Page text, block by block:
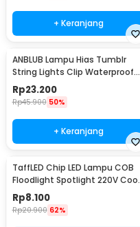
+ Keranjang
ANBLUB Lampu Hias Tumblr
String Lights Clip Waterproof
20 LED 2M - 0606
Rp23.200
Rp45.900 50%
+ Keranjang
TaffLED Chip LED Lampu COB
Floodlight Spotlight 220V Cool
White 6000K 50W - COB4060-
AC220-50
Rp8.100
Rp20.900 62%